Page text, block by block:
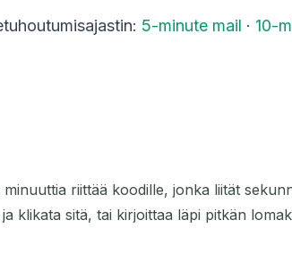
5-minute mail · 10-
riittää koodille, jonka liität
klikata sitä, tai kirjoittaa läpi pitkän